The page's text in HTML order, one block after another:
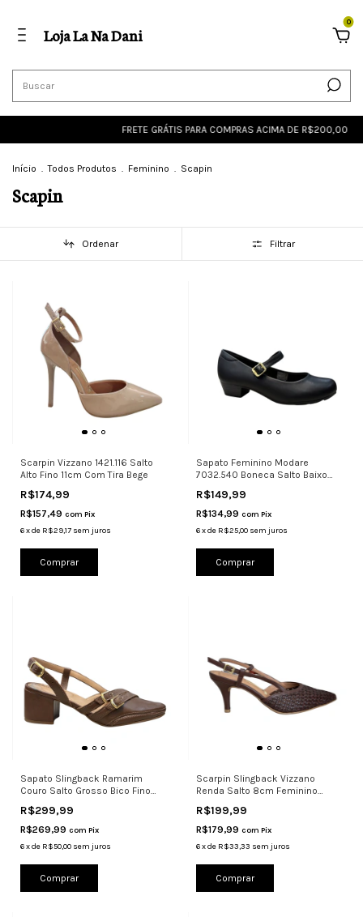
Loja La Na Dani
0
FRETE GRÁTIS PARA COMPRAS ACIMA DE R$200,00 FRETE
Início . Todos Produtos . Feminino . Scapin
Scapin
Ordenar Filtrar
Scarpin Vizzano 1421.116 Salto
Alto Fino 11cm Com Tira Bege
R$174,99
R$157,49 com Pix
6xde R$29,17 sem juros
Comprar
Sapato Feminino Modare
7032.540 Boneca Salto Baixo
R$149,99
R$134,99 com Pix
6 xde R$25,00 sem juros
Comprar
Sapato Slingback Ramarim
Couro Salto Grosso Bico Fino
R$299,99
R$269,99 com Pix
6xde R$50,00 sem juros
Comprar
Scarpin Slingback Vizzano
Renda Salto 8cm Feminino
R$199,99
R$179,99 com Pix
6 xde R$33,33 sem juros
Comprar